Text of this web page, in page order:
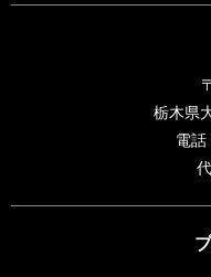
栃木県
電話